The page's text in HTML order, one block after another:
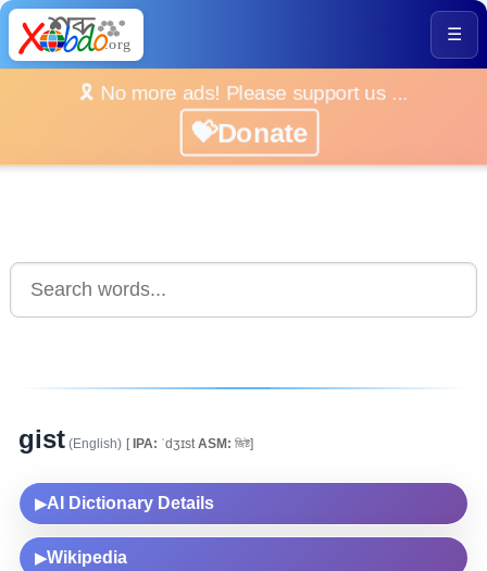
☰
🎗️ No more ads! Please support us ...
💝Donate
gist (English) [IPA: ˈdʒɪstASM: জিষ্ট]
▶AI Dictionary Details
▶Wikipedia